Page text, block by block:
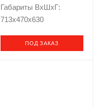
Габариты ВxШxГ:
713x470x630
ПОД ЗАКАЗ